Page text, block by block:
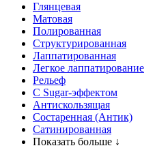
Глянцевая
Матовая
Полированная
Структурированная
Лаппатированная
Легкое лаппатирование
Рельеф
С Sugar-эффектом
Антискользящая
Состаренная (Антик)
Сатинированная
Показать больше ↓